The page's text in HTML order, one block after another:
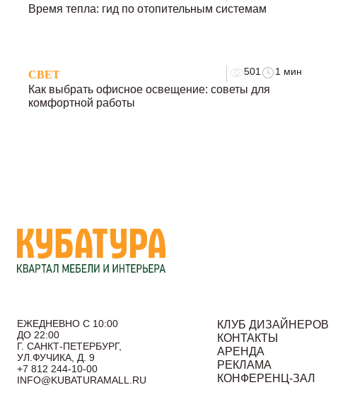
Время тепла: гид по отопительным системам
СВЕТ 501 1 мин
Как выбрать офисное освещение: советы для
комфортной работы
ЕЖЕДНЕВНО С 10:00
ДО 22:00
Г. САНКТ-ПЕТЕРБУРГ,
УЛ.ФУЧИКА, Д. 9
+7 812 244-10-00
INFO@KUBATURAMALL.RU
КЛУБ ДИЗАЙНЕРОВ
КОНТАКТЫ
АРЕНДА
РЕКЛАМА
КОНФЕРЕНЦ-ЗАЛ